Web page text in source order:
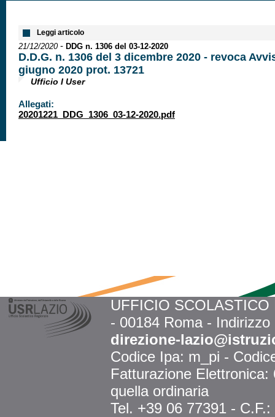
Leggi articolo
21/12/2020- DDG n. 1306 del 03-12-2020
D.D.G. n. 1306 del 3 dicembre 2020 - revoca
giugno 2020 prot. 13721
Ufficio I User
Allegati:
20201221_DDG_1306_03-12-2020.pdf
UFFICIO
- 00184 Roma -
direzione-
Codice Ipa: m_pi -
Fatturazione
quella ordinaria
Tel. +39 06 77391 -